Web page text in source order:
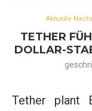
Aktuelle
TETHER
DOLLAR-
Tether plant